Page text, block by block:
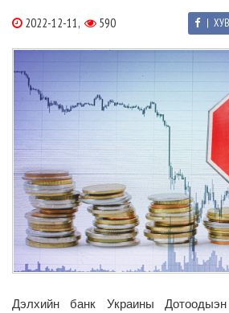
2022-12-11, 590 |
Дэлхийн банк Украины Дотоодыэн